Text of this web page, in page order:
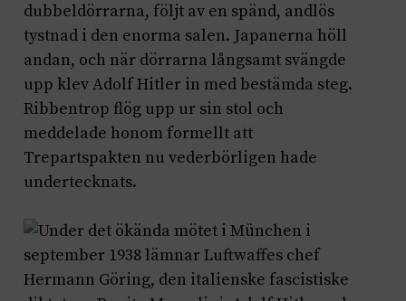
dubbeldörrarna, följt av en spänd, andlös
tystnad i den enorma salen. Japanerna höll
andan, och när dörrarna långsamt svängde
upp klev Adolf Hitler in med bestämda steg.
Ribbentrop flög upp ur sin stol och
meddelade honom formellt att
Trepartspakten nu vederbörligen hade
undertecknats.